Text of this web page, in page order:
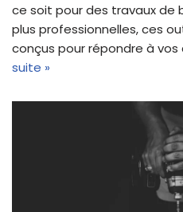
ce soit pour des travaux de
plus professionnelles, ces
conçus pour répondre à
suite »